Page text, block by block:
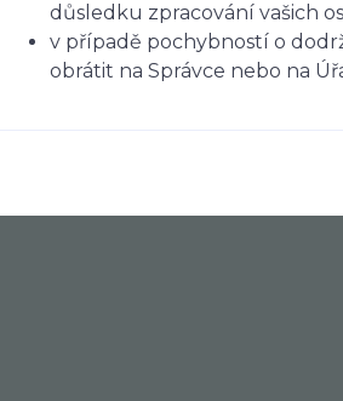
důsledku zpracování vašich
v případě pochybností o
obrátit na Správce nebo na